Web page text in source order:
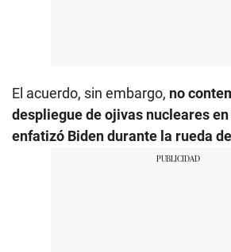
El acuerdo, sin embargo, no
despliegue de ojivas nucleares
enfatizó Biden durante la rueda